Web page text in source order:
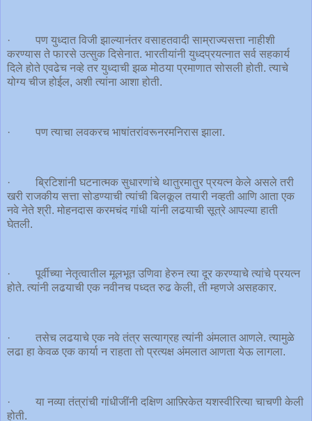
· पण युध्दात विजी झाल्यानंतर वसाहतवादी साम्राज्यसत्ता नाहीशी
करण्यास ते फारसे उत्सुक दिसेनात. भारतीयांनी युध्दप्रयत्नात सर्व सहकार्य
दिले होते एवढेच नव्हे तर युध्दाची झळ मोठया प्रमाणात सोसली होती. त्याचे
योग्य चीज होईल, अशी त्यांना आशा होती.
· पण त्याचा लवकरच भाषांतरांवरूनरमनिरास झाला.
· ब्रिटिशांनी घटनात्मक सुधारणांचे थातुरमातुर प्रयत्न केले असले तरी
खरी राजकीय सत्ता सोडण्याची त्यांची बिलकूल तयारी नव्हती आणि आता एक
नवे नेते श्री. मोहनदास करमचंद गांधी यांनी लढयाची सूत्रे आपल्या हाती
घेतली.
· पूर्वीच्या नेतृत्वातील मूलभूत उणिवा हेरुन त्या दूर करण्याचे त्यांचे प्रयत्न
होते. त्यांनी लढयाची एक नवीनच पध्दत रुढ केली, ती म्हणजे असहकार.
· तसेच लढयाचे एक नवे तंत्र सत्याग्रह त्यांनी अंमलात आणले. त्यामुळे
लढा हा केवळ एक कार्या न राहता तो प्रत्यक्ष अंमलात आणता येऊ लागला.
· या नव्या तंत्रांची गांधीजींनी दक्षिण आफ़्रिकेत यशस्वीरित्या चाचणी केली
होती.